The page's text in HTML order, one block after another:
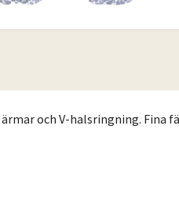
och V-halsringning. Fina